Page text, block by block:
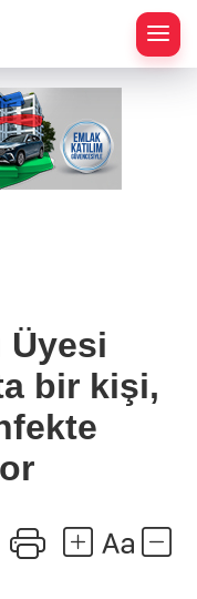
bir kişi,